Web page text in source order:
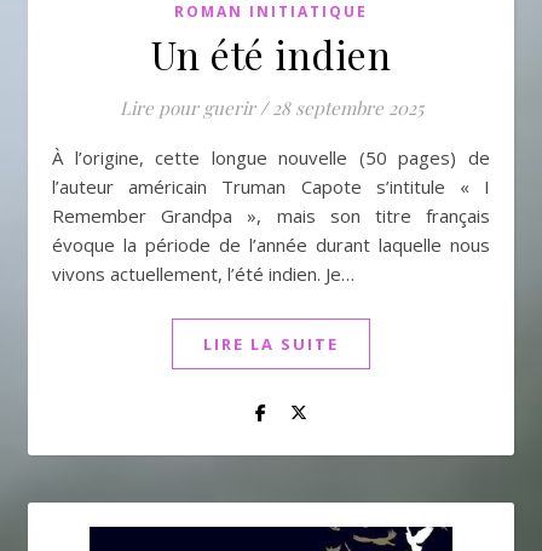
ROMAN INITIATIQUE
Un été indien
Lire pour guerir / 28 septembre 2025
À l’origine, cette longue nouvelle (50 pages) de
l’auteur américain Truman Capote s’intitule « I
Remember Grandpa », mais son titre français
évoque la période de l’année durant laquelle nous
vivons actuellement, l’été indien. Je…
LIRE LA SUITE